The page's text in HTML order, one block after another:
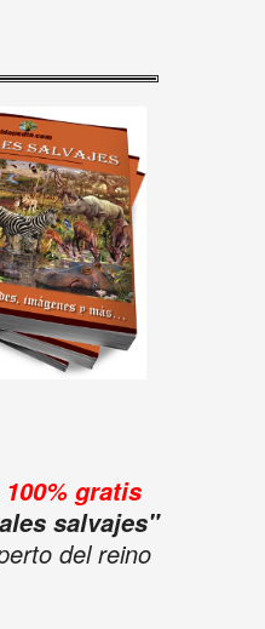
100% gratis
salvajes"
del reino